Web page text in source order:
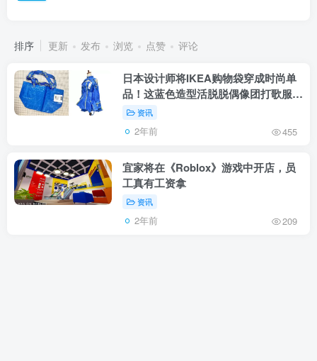
排序 更新 发布 浏览 点赞 评论
日本设计师将IKEA购物袋穿成时尚单
品！这蓝色造型活脱脱偶像团打歌服…
资讯
2年前 455
宜家将在《Roblox》游戏中开店，员
工真有工资拿
资讯
2年前 209